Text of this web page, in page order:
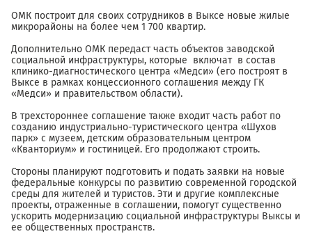
ОМК построит для своих сотрудников в Выксе новые жилые
микрорайоны на более чем 1 700 квартир.
Дополнительно ОМК передаст часть объектов заводской
социальной инфраструктуры, которые включат в состав
клинико-диагностического центра «Медси» (его построят в
Выксе в рамках концессионного соглашения между ГК
«Медси» и правительством области).
В трехстороннее соглашение также входит часть работ по
созданию индустриально-туристического центра «Шухов
парк» с музеем, детским образовательным центром
«Кванториум» и гостиницей. Его продолжают строить.
Стороны планируют подготовить и подать заявки на новые
федеральные конкурсы по развитию современной городской
среды для жителей и туристов. Эти и другие комплексные
проекты, отраженные в соглашении, помогут существенно
ускорить модернизацию социальной инфраструктуры Выксы и
ее общественных пространств.